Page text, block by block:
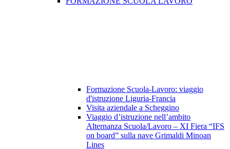
Formazione Scuola-Lavoro: viaggio
d'istruzione Liguria-Francia
Visita aziendale a Scheggino
Viaggio d’istruzione nell’ambito
Alternanza Scuola/Lavoro – XI Fiera “IFS
on board” sulla nave Grimaldi Minoan
Lines